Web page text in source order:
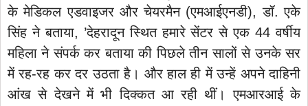
के मेडिकल एडवाइजर और चेयरमैन (एमआईएनडी), डॉ. एके
सिंह ने बताया, ’देहरादून स्थित हमारे सेंटर से एक 44 वर्षीय
महिला ने संपर्क कर बताया की पिछले तीन सालों से उनके सर
में रह-रह कर दर उठता है। और हाल ही में उन्हें अपने दाहिनी
आंख से देखने में भी दिक्कत आ रही थीं। एमआरआई के